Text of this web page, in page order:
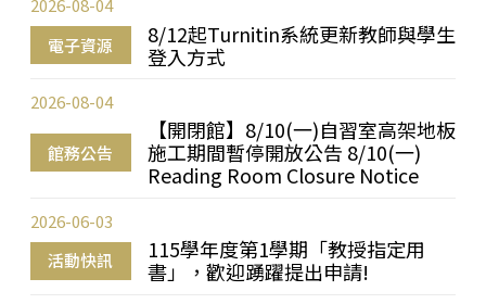
電子資源
8/12起Turnitin系統更新教師與學生
登入方式
2026-08-04
館務公告
【開閉館】8/10(一)自習室高架地板
施工期間暫停開放公告 8/10(一)
Reading Room Closure Notice
2026-08-04
活動快訊
115學年度第1學期「教授指定用
書」，歡迎踴躍提出申請!
2026-06-03